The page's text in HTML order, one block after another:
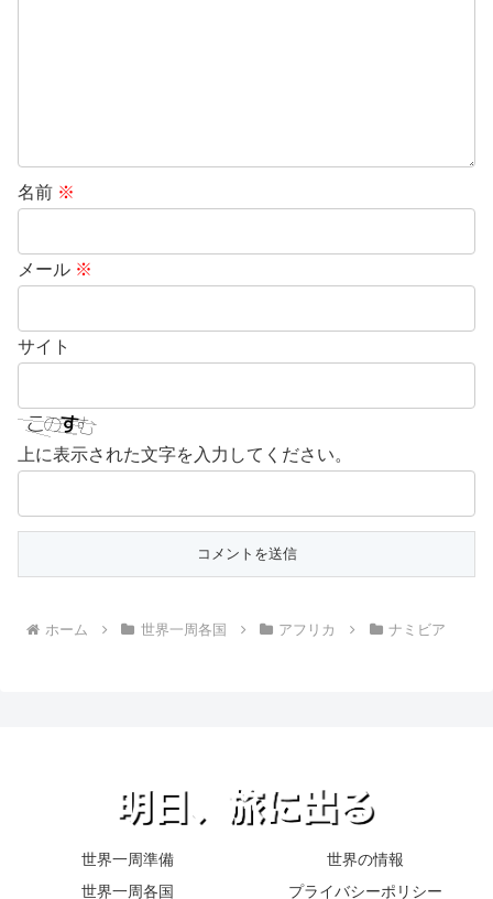
名前 ※
メール ※
サイト
上に表示された文字を入力してください。
ホーム 世界一周各国 アフリカ ナミビア
世界一周準備
世界の情報
世界一周各国
プライバシーポリシー